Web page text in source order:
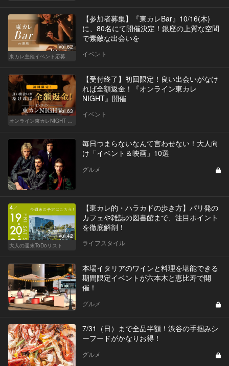
Vol.62
【参加者募集】『東カレBar』10/16(木)
に、80名にて開催決定！銀座の上質な空間
で素敵な出会いを
イベント
Vol.63
【受付終了】初回限定！良い出会いがなけ
れば全額返金！『オンライン東カレ
NIGHT』開催
イベント
毎日つまらないなんて言わせない！大人向
け「イベント＆映画」10選
グルメ
Vol.42
大人の週末ToDoリスト
【東カレ的・ハラカドの歩き方】パリ発の
カフェや雑誌の図書館まで、注目ポイント
を徹底解剖！
ライフスタイル
本場イタリアのワインと料理を堪能できる
期間限定イベントが六本木と恵比寿で開
催！
グルメ
7/31（日）まで全品半額！渋谷の手掴みシ
ーフードがかなりお得！
グルメ